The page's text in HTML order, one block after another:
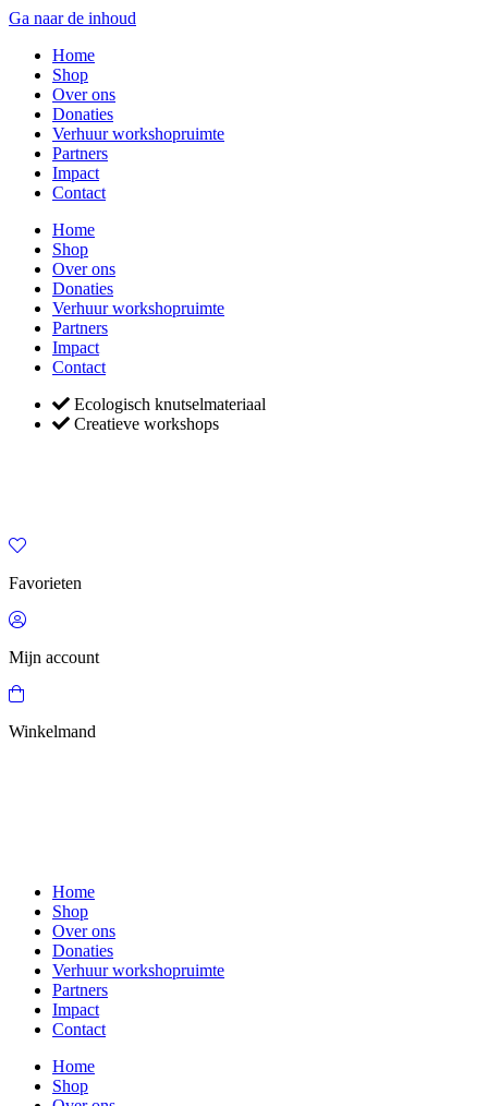
Ga naar de inhoud
Home
Shop
Over ons
Donaties
Verhuur workshopruimte
Partners
Impact
Contact
Home
Shop
Over ons
Donaties
Verhuur workshopruimte
Partners
Impact
Contact
Ecologisch knutselmateriaal
Creatieve workshops
Favorieten
Mijn account
Winkelmand
Home
Shop
Over ons
Donaties
Verhuur workshopruimte
Partners
Impact
Contact
Home
Shop